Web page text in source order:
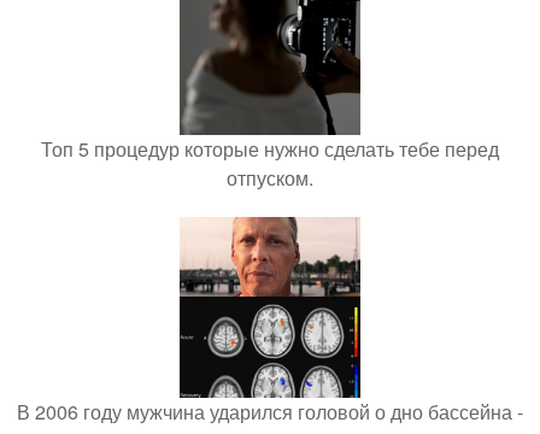
Топ 5 процедур которые нужно сделать тебе перед
отпуском.
В 2006 году мужчина ударился головой о дно бассейна -